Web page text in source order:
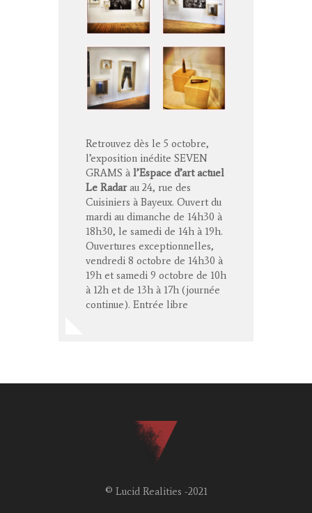
Retrouvez dès le 5 octobre,
l’exposition inédite SEVEN
GRAMS à l’Espace d’art actuel
Le Radarau 24, rue des
Cuisiniers à Bayeux. Ouvert du
mardi au dimanche de 14h30 à
18h30, le samedi de 14h à 19h.
Ouvertures exceptionnelles,
vendredi 8 octobre de 14h30 à
19h et samedi 9 octobre de 10h
à 12h et de 13h à 17h (journée
continue). Entrée libre
© Lucid Realities -2021